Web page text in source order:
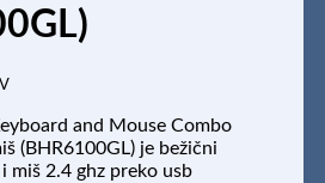
and Mouse Combo
(BHR6100GL) je bežični
miš 2.4 ghz preko usb